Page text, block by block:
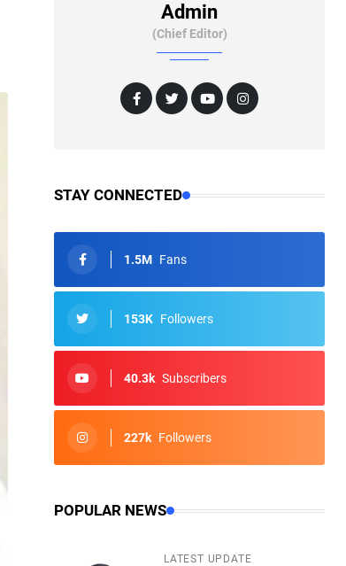
Admin
(Chief Editor)
STAY CONNECTED
1.5M Fans
153K Followers
40.3k Subscribers
227k Followers
POPULAR NEWS
LATEST UPDATE